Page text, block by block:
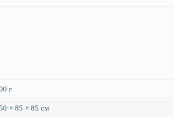
г
× 85 × 85 см